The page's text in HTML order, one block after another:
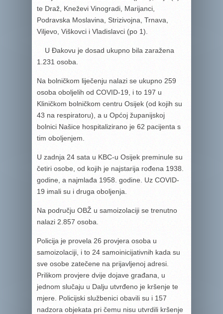
te Draž, Kneževi Vinogradi, Marijanci,
Podravska Moslavina, Strizivojna, Trnava,
Viljevo, Viškovci i Vladislavci (po 1).
U Đakovu je dosad ukupno bila zaražena
1.231 osoba.
Na bolničkom liječenju nalazi se ukupno 259
osoba oboljelih od COVID-19, i to 197 u
Kliničkom bolničkom centru Osijek (od kojih su
43 na respiratoru), a u Općoj županijskoj
bolnici Našice hospitalizirano je 62 pacijenta s
tim oboljenjem.
U zadnja 24 sata u KBC-u Osijek preminule su
četiri osobe, od kojih je najstarija rođena 1938.
godine, a najmlađa 1958. godine. Uz COVID-
19 imali su i druga oboljenja.
Na području OBŽ u samoizolaciji se trenutno
nalazi 2.857 osoba.
Policija je provela 26 provjera osoba u
samoizolaciji, i to 24 samoinicijativnih kada su
sve osobe zatečene na prijavljenoj adresi.
Prilikom provjere dvije dojave građana, u
jednom slučaju u Dalju utvrđeno je kršenje te
mjere. Policijski službenici obavili su i 157
nadzora objekata pri čemu nisu utvrdili kršenje